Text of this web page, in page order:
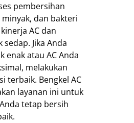
pembersihan
dan bakteri
AC dan
Jika Anda
enak atau AC Anda
melakukan
terbaik. Bengkel AC
layanan ini untuk
tetap bersih